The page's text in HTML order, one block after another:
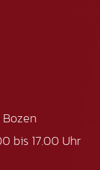
bis 17.00 Uhr